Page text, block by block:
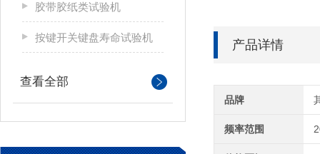
胶带胶纸类试验机
按键开关键盘寿命试验机
查看全部
产品详情
品牌
频率范围